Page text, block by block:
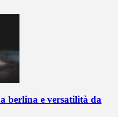
berlina e versatilità da